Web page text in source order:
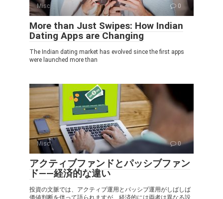
Misc 0
More than Just Swipes: How Indian
Dating Apps are Changing
The Indian dating market has evolved since the first apps
were launched more than
Misc 0
アクティブファンドとパッシブファン
ド――経済的な違い
投資の文脈では、アクティブ運用とパッシブ運用がしばしば
価値判断を伴って語られますが、経済的には両者は異なる設